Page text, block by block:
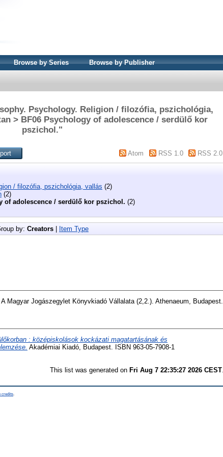
Browse by Series Browse by Publisher
Psychology. Religion / filozófia, pszichológia,
> BF06 Psychology of adolescence / serdülő kor
pszichol."
Atom RSS 1.0 RSS 2.0
/ filozófia, pszichológia, vallás (2)
(2)
of adolescence / serdülő kor pszichol. (2)
by: Creators Item Type
A Magyar Jogászegylet Könyvkiadó Vállalata (2,2.). Athenaeum, Budapest.
: középiskolások kockázati magatartásának és
Akadémiai Kiadó, Budapest. ISBN 963-05-7908-1
This list was generated on Fri Aug 7 22:35:27 2026 CEST
credits